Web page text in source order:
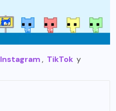
Instagram, TikTok y